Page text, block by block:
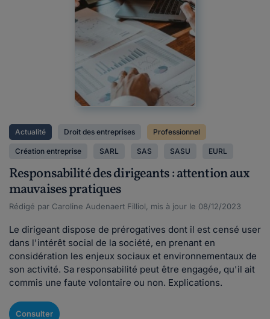
Actualité Droit des entreprises Professionnel
Création entreprise SARL SAS SASU EURL
Responsabilité des dirigeants : attention aux
mauvaises pratiques
Rédigé par Caroline Audenaert Filliol, mis à jour le 08/12/2023
Le dirigeant dispose de prérogatives dont il est censé user
dans l'intérêt social de la société, en prenant en
considération les enjeux sociaux et environnementaux de
son activité. Sa responsabilité peut être engagée, qu'il ait
commis une faute volontaire ou non. Explications.
Consulter